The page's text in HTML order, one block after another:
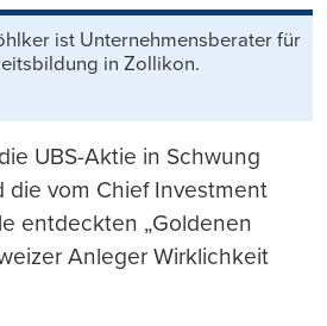
drucken
ist Unternehmens­berater für
in Zollikon.
UBS-Aktie in Schwung
die vom Chief Investment
entdeckten „Goldenen
Anleger Wirklichkeit